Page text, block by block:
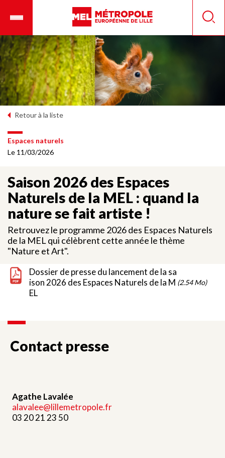
principal
mobile
Retour à la liste
Espaces naturels
Le 11/03/2026
Saison 2026 des Espaces
Naturels de la MEL : quand la
nature se fait artiste !
Retrouvez le programme 2026 des Espaces Naturels
de la MEL qui célèbrent cette année le thème
"Nature et Art".
Dossier de presse du lancement de la sa
ison 2026 des Espaces Naturels de la M
EL
(2.54 Mo)
Contact presse
Agathe Lavalée
alavalee@lillemetropole.fr
03 20 21 23 50
Panneau de gestion des cookies